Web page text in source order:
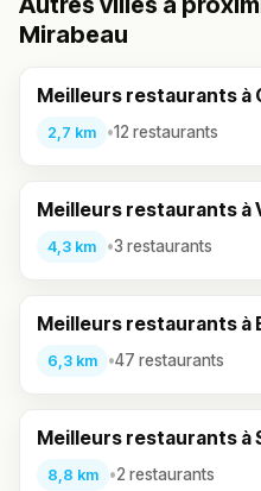
Mirabeau
Meilleurs restaurants à
2,7 km •12 restaurants
Meilleurs restaurants à
4,3 km •3 restaurants
Meilleurs restaurants à
6,3 km •47 restaurants
Meilleurs restaurants à
8,8 km •2 restaurants